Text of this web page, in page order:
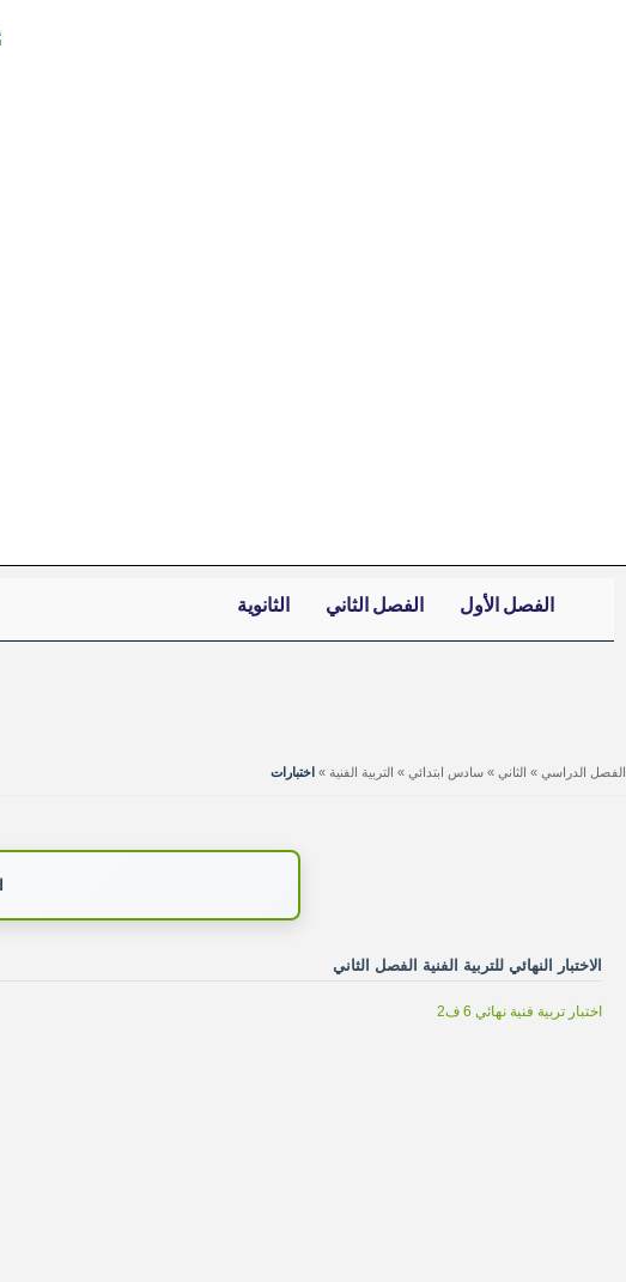
الفصل الأول الفصل الثاني الثانوية
الفصل الدراسي » الثاني » سادس ابتدائي » التربية الفنية » اختبارات
الاختبار النهائي للتربية الفنية الفصل الثاني
اختبار تربية فنية نهائي 6 ف2